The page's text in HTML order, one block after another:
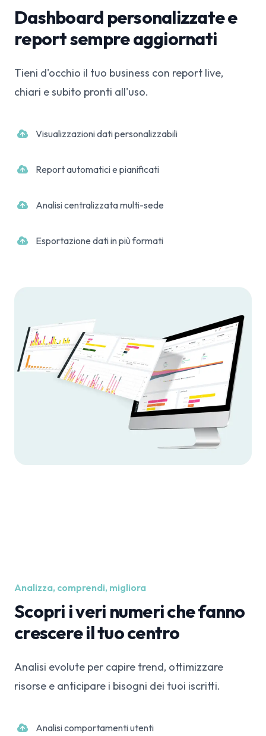
Dashboard personalizzate e
report sempre aggiornati
Tieni d'occhio il tuo business con report live,
chiari e subito pronti all'uso.
Visualizzazioni dati personalizzabili
Report automatici e pianificati
Analisi centralizzata multi-sede
Esportazione dati in più formati
Analizza, comprendi, migliora
Scopri i veri numeri che fanno
crescere il tuo centro
Analisi evolute per capire trend, ottimizzare
risorse e anticipare i bisogni dei tuoi iscritti.
Analisi comportamenti utenti